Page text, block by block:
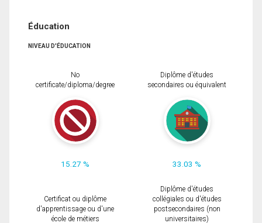
Éducation
NIVEAU D'ÉDUCATION
No
certificate/diploma/degree
15.27 %
Diplôme d'études
secondaires ou équivalent
33.03 %
Certificat ou diplôme
d'apprentissage ou d'une
école de métiers
Diplôme d'études
collégiales ou d'études
postsecondaires (non
universitaires)